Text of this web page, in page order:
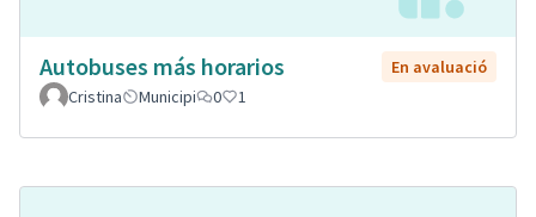
Autobuses más horarios
En avaluació
Cristina
Municipi 0 1